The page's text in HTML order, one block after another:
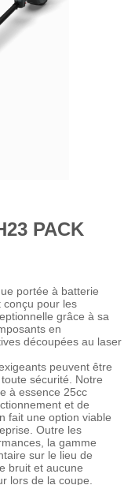
PACK
portée à batterie
conçu pour les
grâce à sa
en
découpées au laser
peuvent être
sécurité. Notre
à essence 25cc
et de
fait une option viable
Outre les
la gamme
sur le lieu de
bruit et aucune
lors de la coupe.